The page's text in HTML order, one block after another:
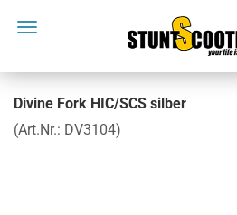
Divine Fork HIC/SCS silber
(Art.Nr.: DV3104)